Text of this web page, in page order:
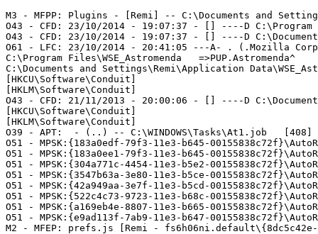
M3 - MFPP: Plugins - [Remi] -- C:\Documents and
O43 - CFD: 23/10/2014 - 19:07:37 - [] ----D C:\Program
O43 - CFD: 23/10/2014 - 19:07:37 - [] ----D C:\Documents
O61 - LFC: 23/10/2014 - 20:41:05 ---A- . (.Mozilla
C:\Program Files\WSE_Astromenda   =>PUP.Astromenda^
C:\Documents and Settings\Remi\Application
[HKCU\Software\Conduit]
[HKLM\Software\Conduit]
O43 - CFD: 21/11/2013 - 20:00:06 - [] ----D
[HKCU\Software\Conduit]
[HKLM\Software\Conduit]
O39 - APT:  - (..) -- C:\WINDOWS\Tasks\At1.job   [408]
O51 - MPSK:{183a0edf-79f3-11e3-b645-
O51 - MPSK:{183a0ee1-79f3-11e3-b645-
O51 - MPSK:{304a771c-4454-11e3-b5e2-
O51 - MPSK:{3547b63a-3e80-11e3-b5ce-
O51 - MPSK:{42a949aa-3e7f-11e3-b5cd-
O51 - MPSK:{522c4c73-9723-11e3-b68c-
O51 - MPSK:{a169eb4e-8807-11e3-b665-
O51 - MPSK:{e9ad113f-7ab9-11e3-b647-
M2 - MFEP: prefs.js [Remi -